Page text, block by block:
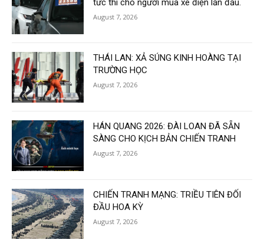
tức thì cho người mua xe điện lần đầu.
August 7, 2026
THÁI LAN: XẢ SÚNG KINH HOÀNG TẠI
TRƯỜNG HỌC
August 7, 2026
HÁN QUANG 2026: ĐÀI LOAN ĐÃ SẴN
SÀNG CHO KỊCH BẢN CHIẾN TRANH
August 7, 2026
CHIẾN TRANH MẠNG: TRIỀU TIÊN ĐỐI
ĐẦU HOA KỲ
August 7, 2026